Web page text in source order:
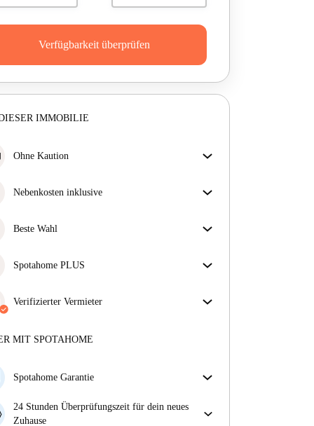
Verfügbarkeit überprüfen
IMMOBILIE
Ohne Kaution
Immobilien.
Nebenkosten inklusive
– Miete und Betriebskosten in einem für ein
Beste Wahl
Preisen, Verfügbarkeit und erstklassiger Qualität.
Spotahome PLUS
indem Zugang zu höchsten Sicherheitsstandards und
zusätzlicher Unterstützung während der Mietdauer
Verifizierter Vermieter
Mehr über diesen Vermieter
MIT SPOTAHOME
Spotahome Garantie
Falls der Vermieter deine Buchung kurzfristig
storniert, werden wir dir entweder A) ein Hotel
24 Stunden Überprüfungszeit für dein neues
Zuhause